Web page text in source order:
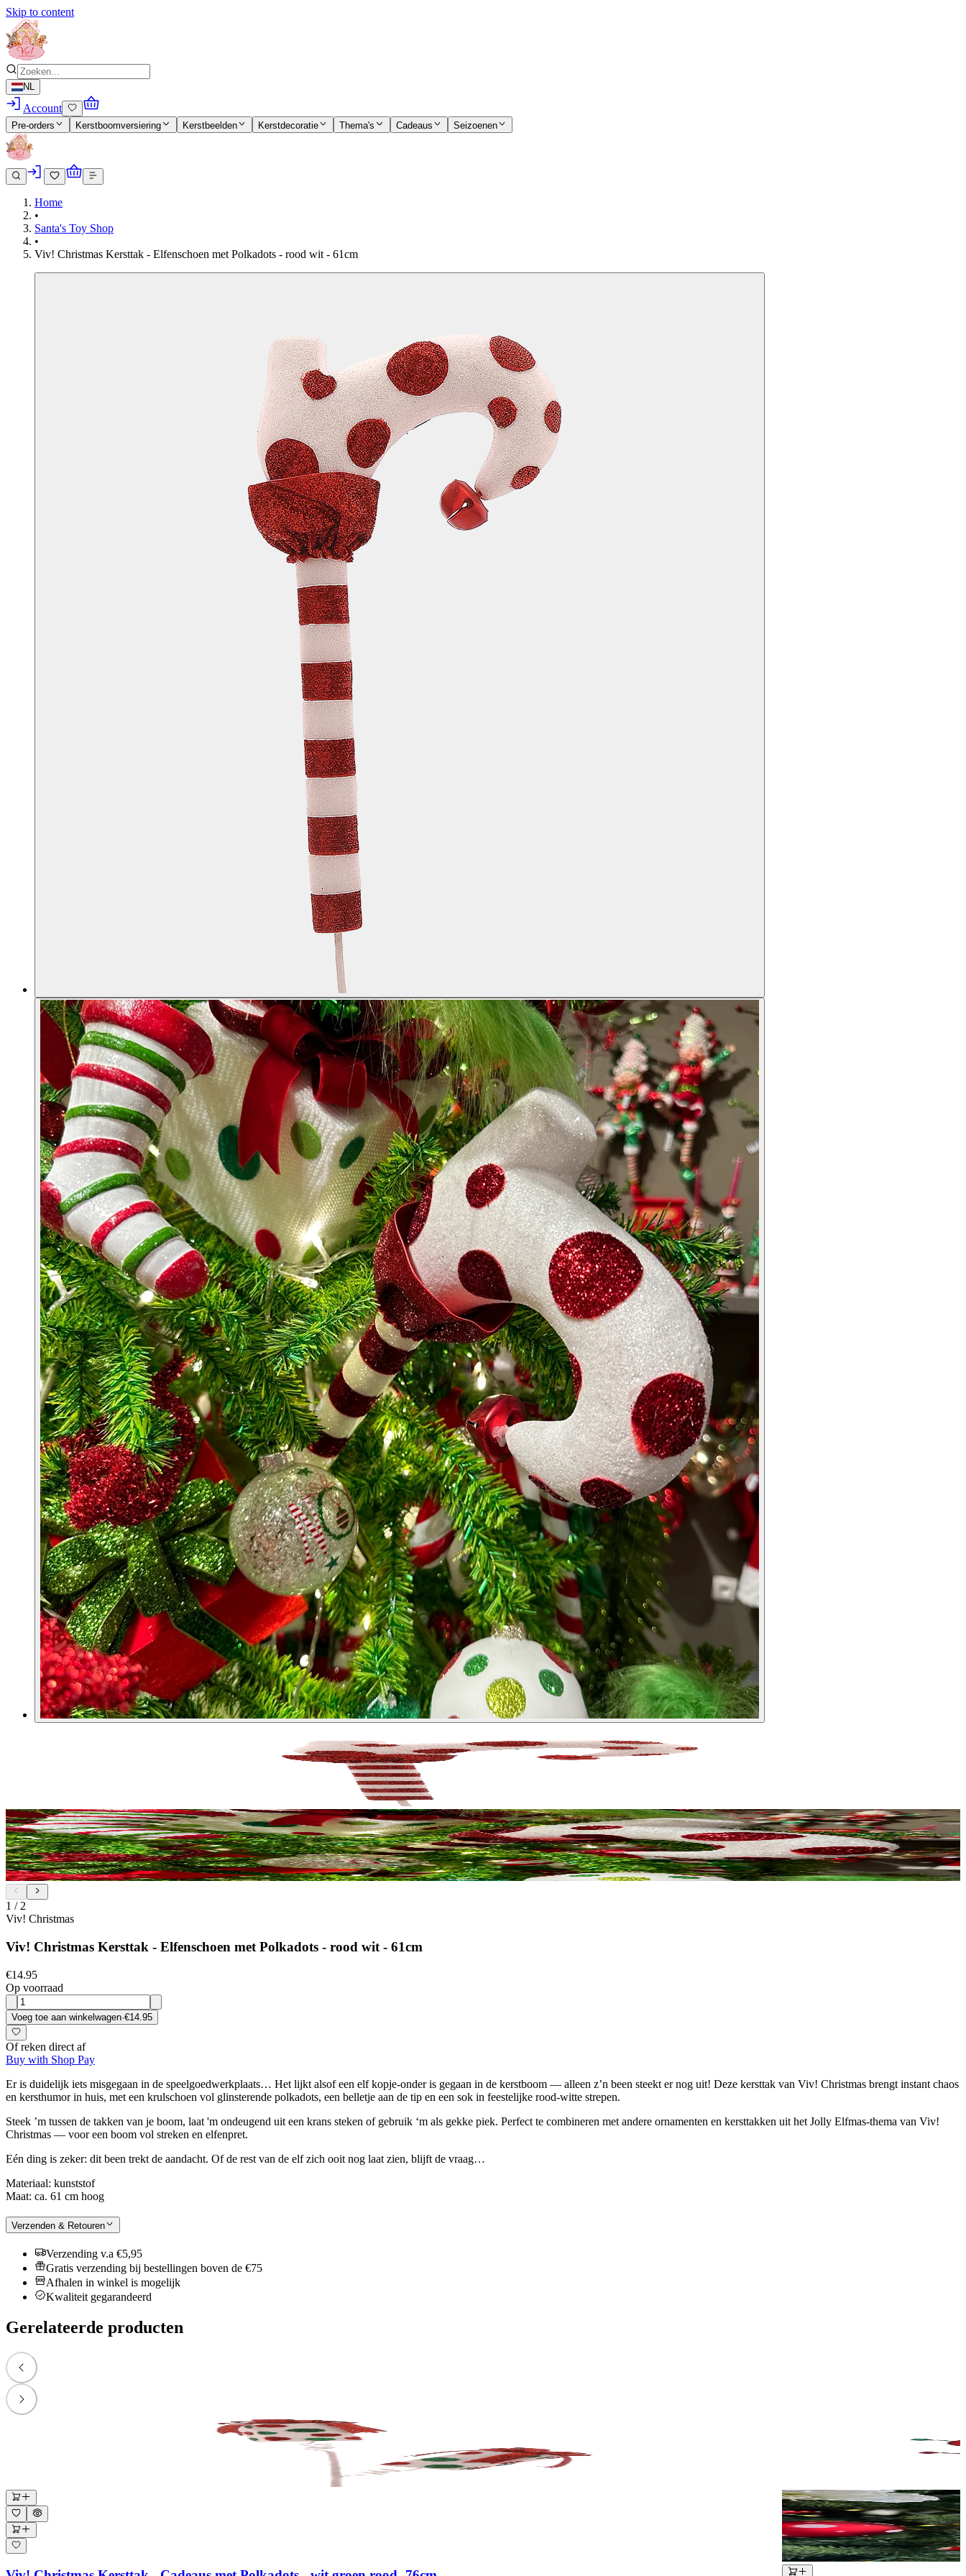
Skip to content
NL
Account
Pre-orders Kerstboomversiering Kerstbeelden Kerstdecoratie Thema's Cadeaus Seizoenen
Home
•
Santa's Toy Shop
•
Viv! Christmas Kersttak - Elfenschoen met Polkadots - rood wit - 61cm
1 / 2
Viv! Christmas
Viv! Christmas Kersttak - Elfenschoen met Polkadots - rood wit - 61cm
€14.95
Op voorraad
Voeg toe aan winkelwagen·€14.95
Of reken direct af
Buy with Shop Pay
Er is duidelijk iets misgegaan in de speelgoedwerkplaats… Het lijkt alsof een elf kopje-onder is gegaan in de kerstboom — alleen z’n been steekt er nog uit! Deze kersttak van Viv! Christmas brengt instant chaos
en kersthumor in huis, met een krulschoen vol glinsterende polkadots, een belletje aan de tip en een sok in feestelijke rood-witte strepen.
Steek ’m tussen de takken van je boom, laat 'm ondeugend uit een krans steken of gebruik ‘m als gekke piek. Perfect te combineren met andere ornamenten en kersttakken uit het Jolly Elfmas-thema van Viv!
Christmas — voor een boom vol streken en elfenpret.
Eén ding is zeker: dit been trekt de aandacht. Of de rest van de elf zich ooit nog laat zien, blijft de vraag…
Materiaal: kunststof
Maat: ca. 61 cm hoog
Verzenden & Retouren
Verzending v.a €5,95
Gratis verzending bij bestellingen boven de €75
Afhalen in winkel is mogelijk
Kwaliteit gegarandeerd
Gerelateerde producten